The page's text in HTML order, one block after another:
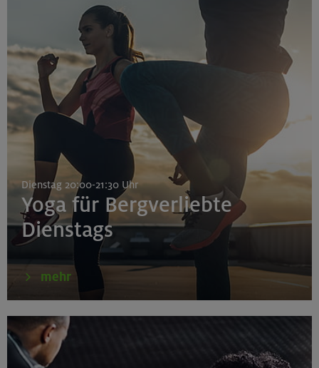
Dienstag 20:00-21:30 Uhr
Yoga für Bergverliebte
Dienstags
mehr